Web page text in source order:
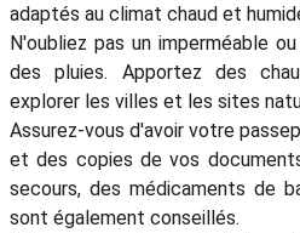
adaptés au climat chaud et
N'oubliez pas un imperméable
des pluies. Apportez des
explorer les villes et les sites
Assurez-vous d'avoir votre
et des copies de vos
secours, des médicaments de
sont également conseillés.